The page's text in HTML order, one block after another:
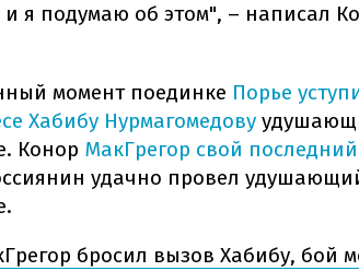
и я подумаю об этом", – написал
момент поединке Порье
Хабибу Нурмагомедову
Конор МакГрегор свой
удачно провел
бросил вызов Хабибу, бой